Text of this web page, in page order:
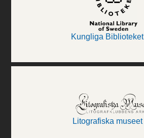
Kungliga Biblioteket
Litografiska museet